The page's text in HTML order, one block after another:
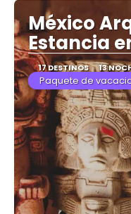
México
Estancia
17 DESTINOS 13
Paquete de